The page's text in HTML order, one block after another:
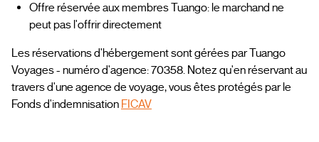
Offre réservée aux membres Tuango: le marchand ne
peut pas l'offrir directement
Les réservations d'hébergement sont gérées par Tuango
Voyages - numéro d'agence: 70358. Notez qu'en réservant au
travers d'une agence de voyage, vous êtes protégés par le
Fonds d'indemnisation FICAV